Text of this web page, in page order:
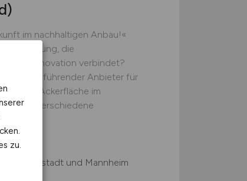
im nachhaltigen Anbau!«
die
und Innovation verbindet?
sind ein führender Anbieter für
180 ha Ackerfläche im
25 verschiedene
Darmstadt und Mannheim
zu.